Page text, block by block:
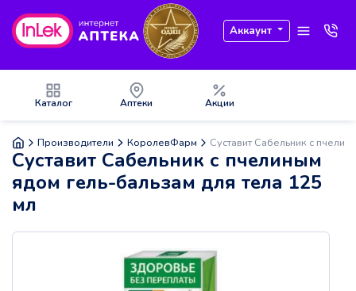
Аккаунт
Каталог Аптеки Акции
Производители КоролевФарм Суставит Сабельник с
Суставит Сабельник с пчелиным
ядом гель-бальзам для тела 125
мл